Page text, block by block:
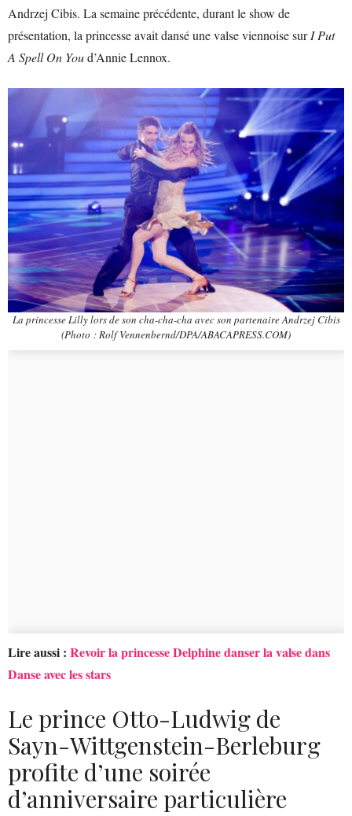
Andrzej Cibis. La semaine précédente, durant le show de
présentation, la princesse avait dansé une valse viennoise surI Put
A Spell On Youd’Annie Lennox.
La princesse Lilly lors de son cha-cha-cha avec son partenaire Andrzej Cibis
(Photo : Rolf Vennenbernd/DPA/ABACAPRESS.COM)
Lire aussi : Revoir la princesse Delphine danser la valse dans
Danse avec les stars
Le prince Otto-Ludwig de
Sayn-Wittgenstein-Berleburg
profite d’une soirée
d’anniversaire particulière